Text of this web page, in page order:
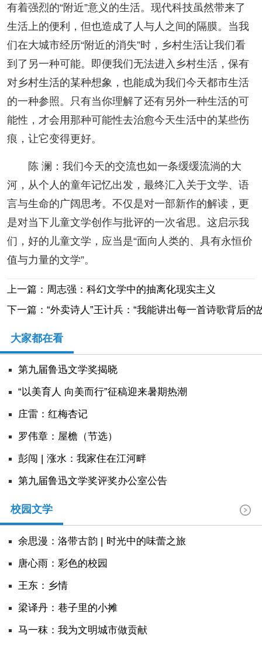
有着强烈的“附近”意义的生活。现代科技虽然带来了
生活上的便利，但也造成了人与人之间的隔膜。当我
们在大城市经历“附近的消失”时，乡村生活让我们看
到了另一种可能。即便我们无法进入乡村生活，保有
对乡村生活的某种想象，也能成为我们今天都市生活
的一种参照。只有当你理解了还有另外一种生活的可
能性，才会用那种可能性去治愈今天生活中的某些伤
痕，让它变得更好。
陈 澜：我们今天的交流也如一条缓缓流淌的大
河，从个人的童年记忆出发，最终汇入关于文学、语
言与生命的广阔思考。不仅是对一部新作的解读，更
是对当下儿童文学创作与批评的一次省思。这启示我
们，好的儿童文学，应当是“面向人类的、具有永恒价
值与力量的文学”。
上一篇：周志强：科幻文学中的抽离化现实主义
下一篇：“外卖诗人”王计兵：“我能讲出每一首诗歌背后的
大家都在看
第九届鲁迅文学奖揭晓
“以美育人 向美而行”征稿迎来暑期热潮
庄雷：红梅杏记
罗伟章：屋檐（节选）
彭闯 | 涨水：我家住在江河畔
第九届鲁迅文学奖评奖办公室公告
校园文学
余思漫：洛带古韵 | 时光中的味蕾之旅
唐心雨：彩色的校园
王东：乡情
​梁译丹：巷子里的小摊
马一秣：我为文明城市做贡献